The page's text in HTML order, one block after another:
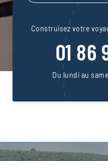
Construisez votre
01 86
Du lundi au